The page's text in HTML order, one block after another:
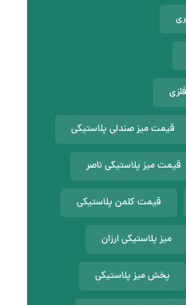
قیمت میز صندلی پلاستیکی
قیمت میز پلاستیکی ناصر
قیمت کلمن پلاستیکی
میز پلاستیکی ارزان
پخش میز پلاستیکی